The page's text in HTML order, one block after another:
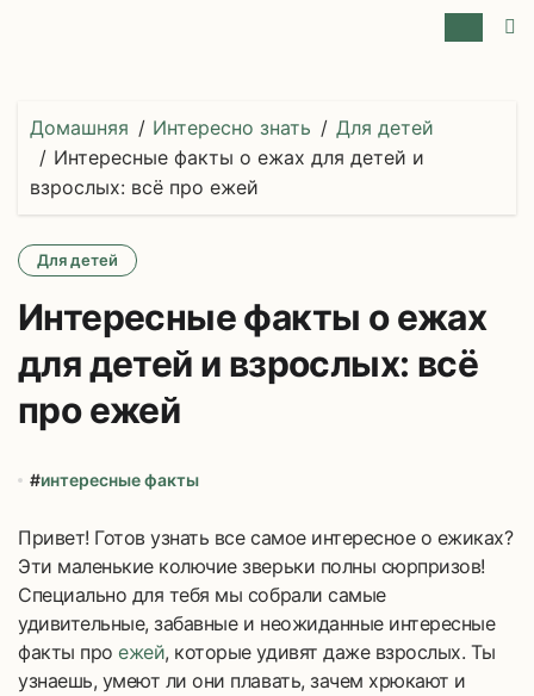
Домашняя Интересно знать
Для детей
Интересные факты о ежах для детей и
взрослых: всё про ежей
Для детей
Интересные факты о ежах
для детей и взрослых: всё
про ежей
#интересные факты
Привет! Готов узнать все самое интересное о ежиках?
Эти маленькие колючие зверьки полны сюрпризов!
Специально для тебя мы собрали самые
удивительные, забавные и неожиданные интересные
факты проежей, которые удивят даже взрослых. Ты
узнаешь, умеют ли они плавать, зачем хрюкают и